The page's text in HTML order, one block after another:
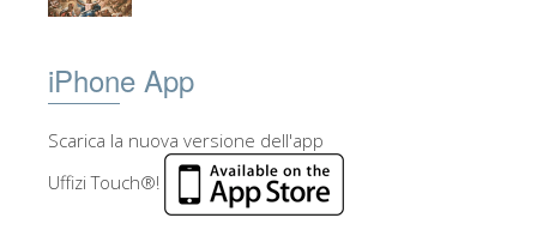
iPhone App
Scarica la nuova versione dell'app
Uffizi Touch®!